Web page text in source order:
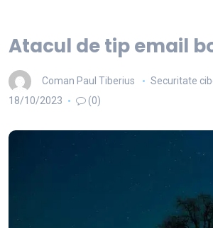
Atacul de tip email
Coman Paul Tiberius
Securitate
18/10/2023
(0)